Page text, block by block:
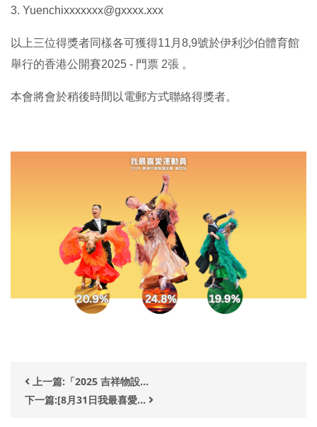
3.⁠ ⁠Yuenchixxxxxxx@gxxxx.xxx
以上三位得獎者同樣各可獲得11月8,9號於伊利沙伯體育館
舉行的香港公開賽2025 - 門票 2張 。
本會將會於稍後時間以電郵方式聯絡得獎者。
上一篇:「2025 吉祥物設...
下一篇:[8月31日我最喜愛...